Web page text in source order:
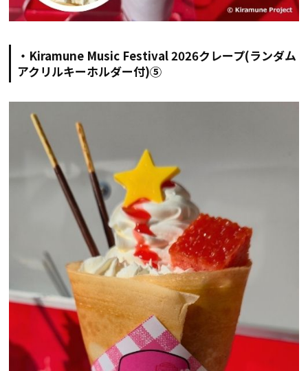
・Kiramune Music Festival 2026クレープ(ランダム
アクリルキーホルダー付)⑤